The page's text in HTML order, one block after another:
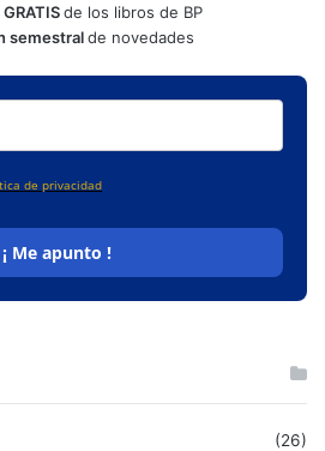
de los libros de BP
semestralde novedades
de privacidad
¡ Me apunto !
(26)